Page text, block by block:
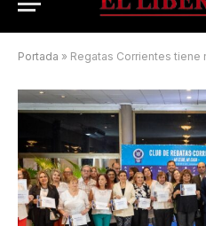
Portada » Regatas Corrientes tiene